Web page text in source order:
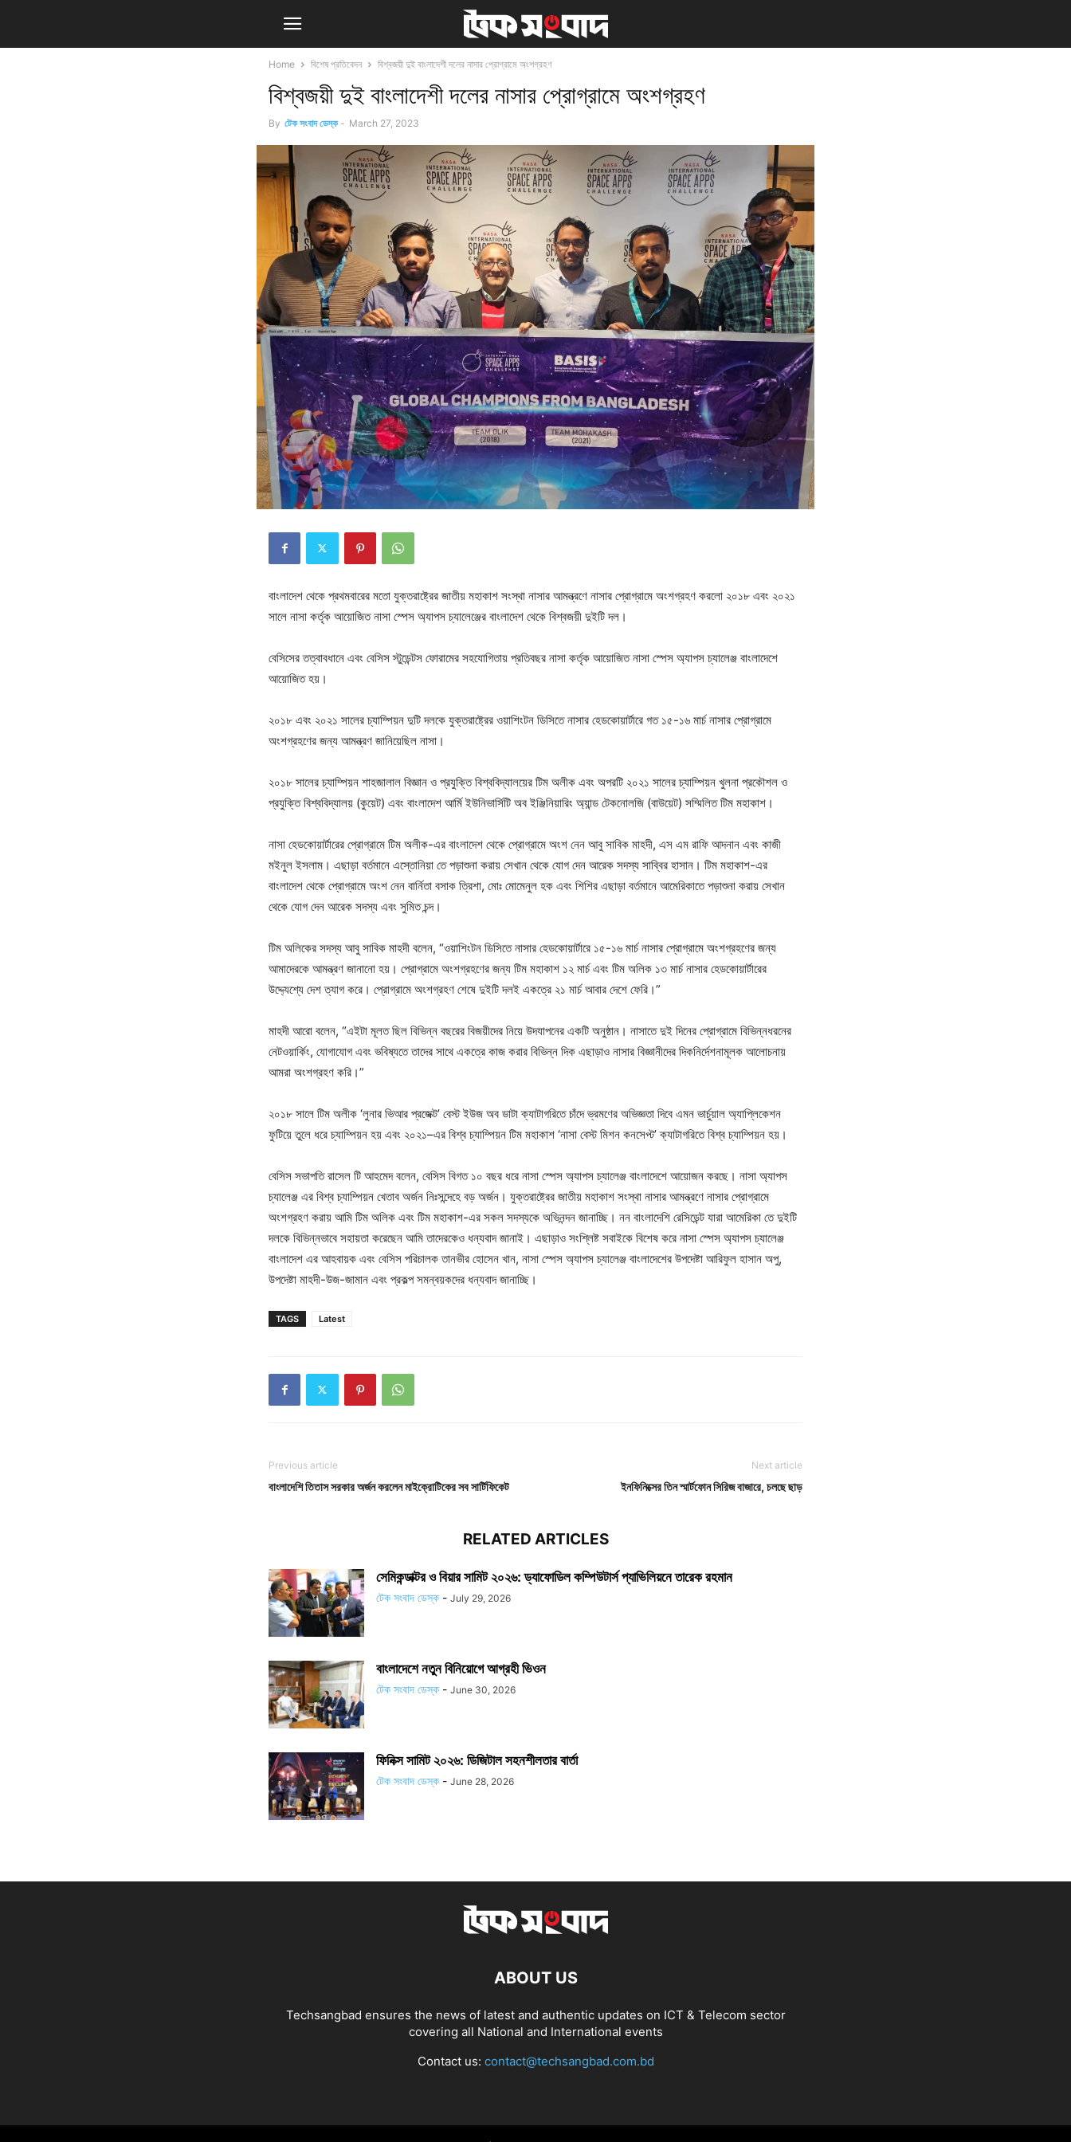
Home বিশেষ প্রতিবেদন বিশ্বজয়ী দুই বাংলাদেশী দলের নাসার প্রোগ্রামে অংশগ্রহণ
বিশ্বজয়ী দুই বাংলাদেশী দলের নাসার প্রোগ্রামে অংশগ্রহণ
By টেক সংবাদ ডেস্ক - March 27, 2023
বাংলাদেশ থেকে প্রথমবারের মতো যুক্তরাষ্ট্রের জাতীয় মহাকাশ সংস্থা নাসার আমন্ত্রণে নাসার প্রোগ্রামে অংশগ্রহণ করলো ২০১৮ এবং ২০২১
সালে নাসা কর্তৃক আয়োজিত নাসা স্পেস অ্যাপস চ্যালেঞ্জের বাংলাদেশ থেকে বিশ্বজয়ী দুইটি দল।
বেসিসের তত্বাবধানে এবং বেসিস স্টুডেন্টস ফোরামের সহযোগিতায় প্রতিবছর নাসা কর্তৃক আয়োজিত নাসা স্পেস অ্যাপস চ্যালেঞ্জ বাংলাদেশে
আয়োজিত হয়।
২০১৮ এবং ২০২১ সালের চ্যাম্পিয়ন দুটি দলকে যুক্তরাষ্ট্রের ওয়াশিংটন ডিসিতে নাসার হেডকোয়ার্টারে গত ১৫-১৬ মার্চ নাসার প্রোগ্রামে
অংশগ্রহণের জন্য আমন্ত্রণ জানিয়েছিল নাসা।
২০১৮ সালের চ্যাম্পিয়ন শাহজালাল বিজ্ঞান ও প্রযুক্তি বিশ্ববিদ্যালয়ের টিম অলীক এবং অপরটি ২০২১ সালের চ্যাম্পিয়ন খুলনা প্রকৌশল ও
প্রযুক্তি বিশ্ববিদ্যালয় (কুয়েট) এবং বাংলাদেশ আর্মি ইউনিভার্সিটি অব ইঞ্জিনিয়ারিং অ্যান্ড টেকনোলজি (বাউয়েট) সম্মিলিত টিম মহাকাশ।
নাসা হেডকোয়ার্টারের প্রোগ্রামে টিম অলীক-এর বাংলাদেশ থেকে প্রোগ্রামে অংশ নেন আবু সাবিক মাহদী, এস এম রাফি আদনান এবং কাজী
মইনুল ইসলাম। এছাড়া বর্তমানে এস্তোনিয়া তে পড়াশুনা করায় সেখান থেকে যোগ দেন আরেক সদস্য সাব্বির হাসান। টিম মহাকাশ-এর
বাংলাদেশ থেকে প্রোগ্রামে অংশ নেন বার্নিতা বসাক ত্রিশা, মোঃ মোমেনুল হক এবং শিশির এছাড়া বর্তমানে আমেরিকাতে পড়াশুনা করায় সেখান
থেকে যোগ দেন আরেক সদস্য এবং সুমিত চন্দ।
টিম অলিকের সদস্য আবু সাবিক মাহদী বলেন, “ওয়াশিংটন ডিসিতে নাসার হেডকোয়ার্টারে ১৫-১৬ মার্চ নাসার প্রোগ্রামে অংশগ্রহণের জন্য
আমাদেরকে আমন্ত্রণ জানানো হয়। প্রোগ্রামে অংশগ্রহণের জন্য টিম মহাকাশ ১২ মার্চ এবং টিম অলিক ১৩ মার্চ নাসার হেডকোয়ার্টারের
উদ্দ্যেশ্যে দেশ ত্যাগ করে। প্রোগ্রামে অংশগ্রহণ শেষে দুইটি দলই একত্রে ২১ মার্চ আবার দেশে ফেরি।”
মাহদী আরো বলেন, “এইটা মূলত ছিল বিভিন্ন বছরের বিজয়ীদের নিয়ে উদযাপনের একটি অনুষ্ঠান। নাসাতে দুই দিনের প্রোগ্রামে বিভিন্নধরনের
নেটওয়ার্কিং, যোগাযোগ এবং ভবিষ্যতে তাদের সাথে একত্রে কাজ করার বিভিন্ন দিক এছাড়াও নাসার বিজ্ঞানীদের দিকনির্দেশনামূলক আলোচনায়
আমরা অংশগ্রহণ করি।”
২০১৮ সালে টিম অলীক ‘লুনার ভিআর প্রজেক্ট’ বেস্ট ইউজ অব ডাটা ক্যাটাগরিতে চাঁদে ভ্রমণের অভিজ্ঞতা দিবে এমন ভার্চুয়াল অ্যাপ্লিকেশন
ফুটিয়ে তুলে ধরে চ্যাম্পিয়ন হয় এবং ২০২১–এর বিশ্ব চ্যাম্পিয়ন টিম মহাকাশ ‘নাসা বেস্ট মিশন কনসেপ্ট’ ক্যাটাগরিতে বিশ্ব চ্যাম্পিয়ন হয়।
বেসিস সভাপতি রাসেল টি আহমেদ বলেন, বেসিস বিগত ১০ বছর ধরে নাসা স্পেস অ্যাপস চ্যালেঞ্জ বাংলাদেশে আয়োজন করছে। নাসা অ্যাপস
চ্যালেঞ্জ এর বিশ্ব চ্যাম্পিয়ন খেতাব অর্জন নিঃসন্দেহে বড় অর্জন। যুক্তরাষ্ট্রের জাতীয় মহাকাশ সংস্থা নাসার আমন্ত্রণে নাসার প্রোগ্রামে
অংশগ্রহণ করায় আমি টিম অলিক এবং টিম মহাকাশ-এর সকল সদস্যকে অভিনন্দন জানাচ্ছি। নন বাংলাদেশি রেসিডেন্ট যারা আমেরিকা তে দুইটি
দলকে বিভিন্নভাবে সহায়তা করেছেন আমি তাদেরকেও ধন্যবাদ জানাই। এছাড়াও সংশ্লিষ্ট সবাইকে বিশেষ করে নাসা স্পেস অ্যাপস চ্যালেঞ্জ
বাংলাদেশ এর আহবায়ক এবং বেসিস পরিচালক তানভীর হোসেন খান, নাসা স্পেস অ্যাপস চ্যালেঞ্জ বাংলাদেশের উপদেষ্টা আরিফুল হাসান অপু,
উপদেষ্টা মাহদী-উজ-জামান এবং প্রকল্প সমন্বয়কদের ধন্যবাদ জানাচ্ছি।
TAGS Latest
Previous article
বাংলাদেশি তিতাস সরকার অর্জন করলেন মাইক্রোটিকের সব সার্টিফিকেট
Next article
ইনফিনিক্সের তিন স্মার্টফোন সিরিজ বাজারে, চলছে ছাড়
RELATED ARTICLES
সেমিকন্ডাক্টর ও বিয়ার সামিট ২০২৬: ড্যাফোডিল কম্পিউটার্স প্যাভিলিয়নে তারেক রহমান
টেক সংবাদ ডেস্ক - July 29, 2026
বাংলাদেশে নতুন বিনিয়োগে আগ্রহী ভিওন
টেক সংবাদ ডেস্ক - June 30, 2026
ফিনিক্স সামিট ২০২৬: ডিজিটাল সহনশীলতার বার্তা
টেক সংবাদ ডেস্ক - June 28, 2026
ABOUT US
Techsangbad ensures the news of latest and authentic updates on ICT & Telecom sector
covering all National and International events
Contact us: contact@techsangbad.com.bd